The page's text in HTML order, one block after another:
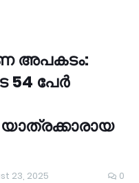
അപകടം:
54 പേർ
23, 2025 0